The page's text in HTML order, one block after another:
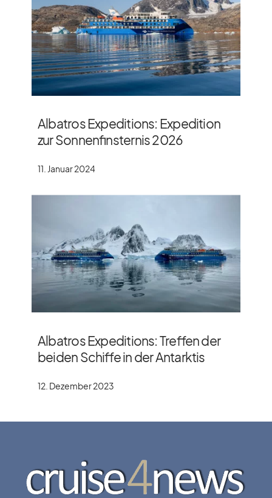
Albatros Expeditions: Expedition
zur Sonnenfinsternis 2026
11. Januar 2024
Albatros Expeditions: Treffen der
beiden Schiffe in der Antarktis
12. Dezember 2023